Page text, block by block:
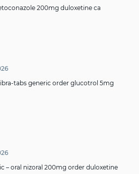
200mg duloxetine ca
tabs generic order glucotrol 5mg
– oral nizoral 200mg order duloxetine